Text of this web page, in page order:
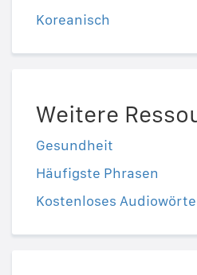
Koreanisch
Weitere
Gesundheit
Häufigste Phrasen
Kostenloses